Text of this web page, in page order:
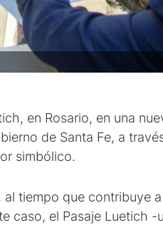
en Rosario, en una
de Santa Fe, a
simbólico.
tiempo que contribuye
caso, el Pasaje Luetich -